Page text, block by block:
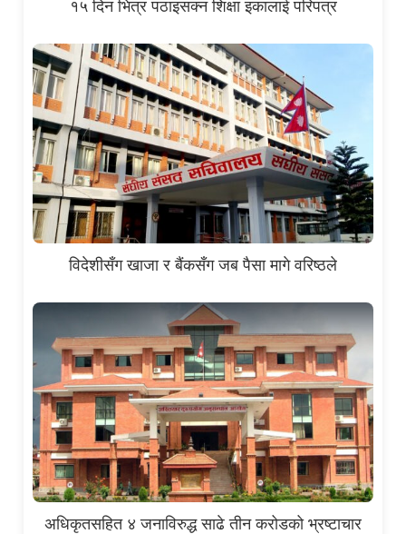
१५ दिन भित्र पठाइसक्न शिक्षा इकालाई परिपत्र
विदेशीसँग खाजा र बैंकसँग जब पैसा मागे वरिष्ठले
अधिकृतसहित ४ जनाविरुद्ध साढे तीन करोडको भ्रष्टाचार